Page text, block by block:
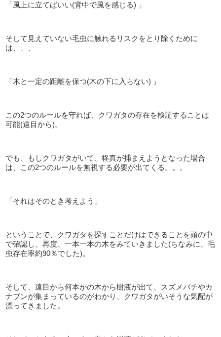
「風上に立てばいい(背中で風を感じる) 」
そして見えていない毛虫に触れるリスクをとり除くために
は、、、
「木と一定の距離を保つ(木の下に入らない) 」
この2つのルールを守れば、クワガタの存在を検証することは
可能(遠目から)。
でも、もしクワガタがいて、柊真が捕まえようとなった場合
は、この2つのルールを無視する必要が出てくる。。。
「それはそのとき考えよう」
ということで、クワガタを探すことだけはできることを頭の中
で確認し、再度、一本一本の木をみていきました(ちなみに、毛
虫存在率約90％でした)。
そして、遠目から何本かの木から樹液が出て、スズメバチやカ
ナブンが集まっているのがわかり、クワガタがいそうな気配が
漂ってきました。